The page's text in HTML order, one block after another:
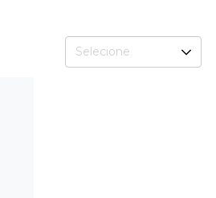
Selecione